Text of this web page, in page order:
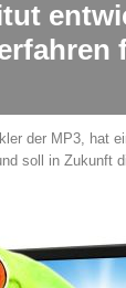
der MP3, hat
soll in Zukunft